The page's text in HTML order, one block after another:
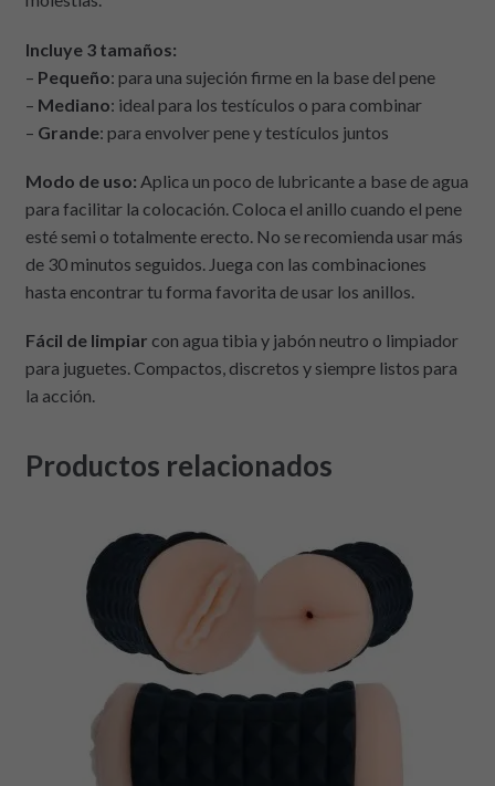
Incluye 3 tamaños:
– Pequeño: para una sujeción firme en la base del pene
– Mediano: ideal para los testículos o para combinar
– Grande: para envolver pene y testículos juntos
Modo de uso: Aplica un poco de lubricante a base de agua
para facilitar la colocación. Coloca el anillo cuando el pene
esté semi o totalmente erecto. No se recomienda usar más
de 30 minutos seguidos. Juega con las combinaciones
hasta encontrar tu forma favorita de usar los anillos.
Fácil de limpiar con agua tibia y jabón neutro o limpiador
para juguetes. Compactos, discretos y siempre listos para
la acción.
Productos relacionados